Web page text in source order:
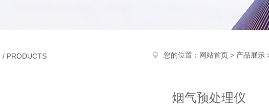
/ PRODUCTS 您的位置： 网站首页 > 产品展示
烟气预处理仪